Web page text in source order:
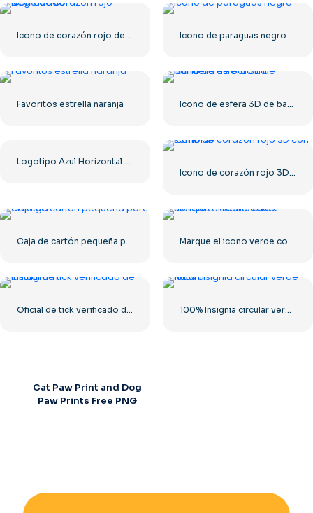
Icono de corazón rojo degradado Icono de paraguas negro
Favoritos estrella naranja Icono de esfera 3D de bandera de Ucrania
Logotipo Azul Horizontal De Facebook
Icono de corazón rojo 3D con sombra
Caja de cartón pequeña para entrega Marque el icono verde correcto redondeado
Oficial de tick verificado de Instagram 100% Insignia circular verde natural
Cat Paw Print and Dog
Paw Prints Free PNG